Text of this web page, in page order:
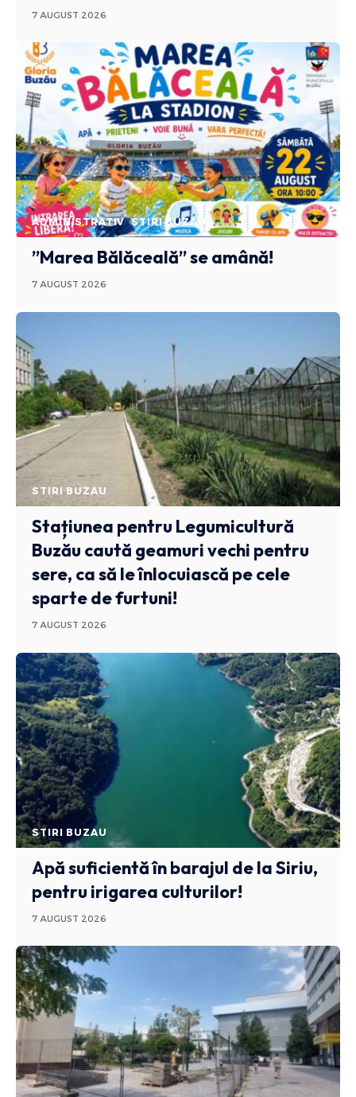
7 AUGUST 2026
ADMINISTRATIV STIRI BUZAU
”Marea Bălăceală” se amână!
7 AUGUST 2026
STIRI BUZAU
Stațiunea pentru Legumicultură
Buzău caută geamuri vechi pentru
sere, ca să le înlocuiască pe cele
sparte de furtuni!
7 AUGUST 2026
STIRI BUZAU
Apă suficientă în barajul de la Siriu,
pentru irigarea culturilor!
7 AUGUST 2026